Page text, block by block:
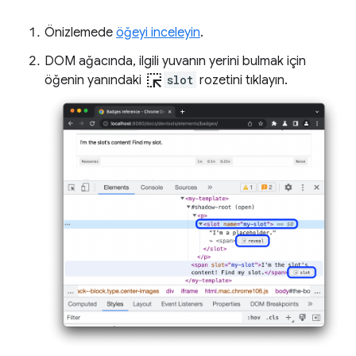
Önizlemede öğeyi inceleyin.
DOM ağacında, ilgili yuvanın yerini bulmak için
öğenin yanındaki ink_selection slot rozetini tıklayın.